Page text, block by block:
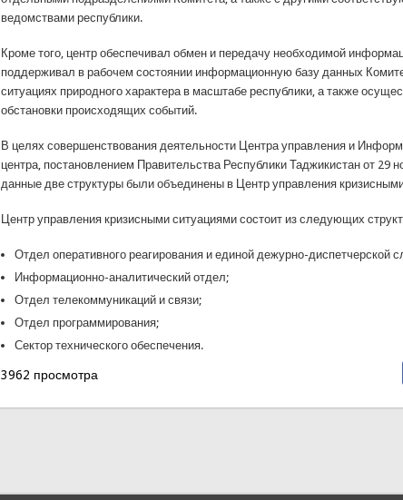
ведомствами республики.
Кроме того, центр обеспечивал обмен и передачу необходимой
поддерживал в рабочем состоянии информационную базу данных
ситуациях природного характера в масштабе республики, а также
обстановки происходящих событий.
В целях совершенствования деятельности Центра управления и
центра, постановлением Правительства Республики Таджикистан от 29
данные две структуры были объединены в Центр управления
Центр управления кризисными ситуациями состоит из следующих
Отдел оперативного реагирования и единой дежурно-диспетчерской
Информационно-аналитический отдел;
Отдел телекоммуникаций и связи;
Отдел программирования;
Сектор технического обеспечения.
3962 просмотра